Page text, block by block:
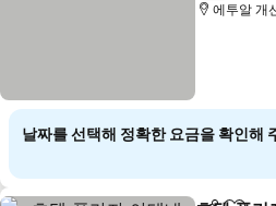
에투알 개
날짜를 선택해 정확한 요금을 확인해